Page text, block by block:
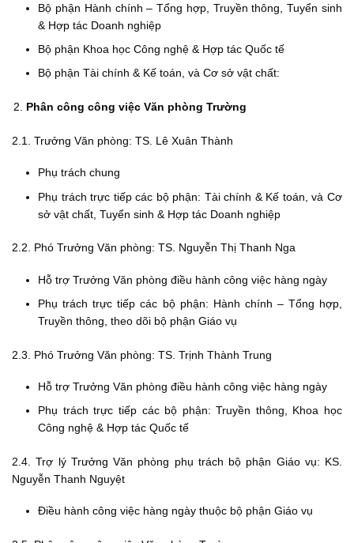
Bộ phận Hành chính – Tổng hợp, Truyền thông, Tuyển sinh
& Hợp tác Doanh nghiệp
Bộ phận Khoa học Công nghệ & Hợp tác Quốc tế
Bộ phận Tài chính & Kế toán, và Cơ sở vật chất:
Phân công công việc Văn phòng Trường
2.1. Trưởng Văn phòng: TS. Lê Xuân Thành
Phụ trách chung
Phụ trách trực tiếp các bộ phận: Tài chính & Kế toán, và Cơ
sở vật chất, Tuyển sinh & Hợp tác Doanh nghiệp
2.2. Phó Trưởng Văn phòng: TS. Nguyễn Thị Thanh Nga
Hỗ trợ Trưởng Văn phòng điều hành công việc hàng ngày
Phụ trách trực tiếp các bộ phận: Hành chính – Tổng hợp,
Truyền thông, theo dõi bộ phận Giáo vụ
2.3. Phó Trưởng Văn phòng: TS. Trịnh Thành Trung
Hỗ trợ Trưởng Văn phòng điều hành công việc hàng ngày
Phụ trách trực tiếp các bộ phận: Truyền thông, Khoa học
Công nghệ & Hợp tác Quốc tế
2.4. Trợ lý Trưởng Văn phòng phụ trách bộ phận Giáo vụ: KS.
Nguyễn Thanh Nguyệt
Điều hành công việc hàng ngày thuộc bộ phận Giáo vụ